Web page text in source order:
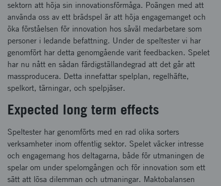
sektorn att höja sin innovationsförmåga. Poängen med att
använda oss av ett brädspel är att höja engagemanget och
öka förståelsen för innovation hos såväl medarbetare som
personer i ledande befattning. Under de speltester vi har
genomfört har detta genomgående varit feedbacken. Spelet
har nu nått en sådan färdigställandegrad att det går att
massproducera. Detta innefattar spelplan, regelhäfte,
spelkort, tärningar, och spelpjäser.
Expected long term effects
Speltester har genomförts med en rad olika sorters
verksamheter inom offentlig sektor. Spelet väcker intresse
och engagemang hos deltagarna, både för utmaningen de
spelar om under spelomgången och för innovation som ett
sätt att lösa dilemman och utmaningar. Maktobalansen